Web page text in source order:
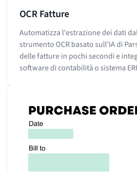
OCR Fatture
Automatizza l'estrazione dei dati
strumento OCR basato sull'IA di
delle fatture in pochi secondi e
software di contabilità o sistema